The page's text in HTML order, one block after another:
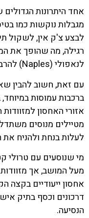
מגבלות נוקשות כמו
לבצע צ'ק אין, לשקול
לנאפולי (Naples) להרבה יותר פשוט ונוח.
עם זאת, חשוב להבין
ברכבות עמוסות
אזורי האחסון
מטיילים מנוסים
לעלות בנחת ולהניח את
מי שנוסעים עם טרולי
מעל המושב, אך מזוודות
אחסון ייעודיים בקצה
דרכונים וכסף בתיק
הנסיעה.